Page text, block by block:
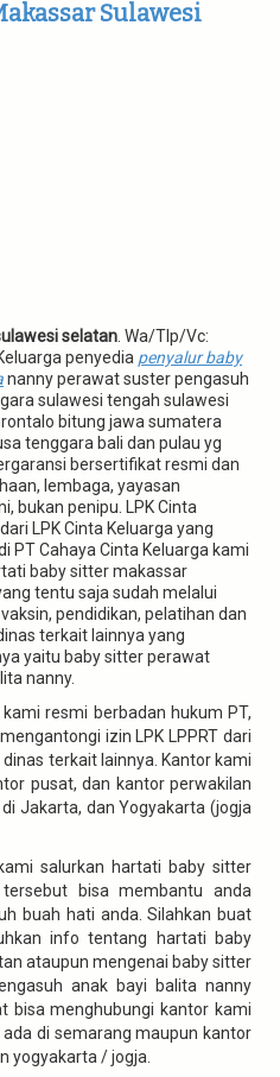
a
Sulawesi
selatan . Wa/Tlp/Vc:
penyedia penyalur baby
nanny perawat suster pengasuh
sulawesi tengah sulawesi
bitung jawa sumatera
tenggara bali dan pulau yg
bersertifikat resmi dan
lembaga, yayasan
bukan penipu. LPK Cinta
LPK Cinta Keluarga yang
PT Cahaya Cinta Keluarga kami
baby sitter makassar
tentu saja sudah melalui
pendidikan, pelatihan dan
terkait lainnya yang
yaitu baby sitter perawat
nanny.
resmi berbadan hukum PT,
izin LPK LPPRT dari
terkait lainnya. Kantor kami
pusat, dan kantor perwakilan
Jakarta, dan Yogyakarta (jogja
salurkan hartati baby sitter
bisa membantu anda
buah hati anda. Silahkan buat
info tentang hartati baby
ataupun mengenai baby sitter
anak bayi balita nanny
bisa menghubungi kantor kami
di semarang maupun kantor
yogyakarta / jogja.